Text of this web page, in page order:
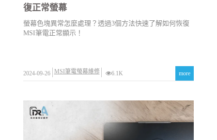
復正常螢幕
螢幕色塊異常怎麼處理？透過3個方法快速了解如何恢復
MSI筆電正常顯示！
2024-09-26 MSI筆電螢幕維修 6.1K more